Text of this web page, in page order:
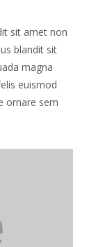
sit amet non
blandit sit
magna
euismod
ornare sem